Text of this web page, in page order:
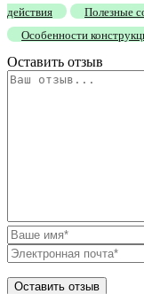
действия
Полезные
Особенности
Оставить отзыв